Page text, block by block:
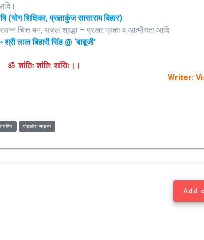
(योग शिक्षिका, प्रज्ञाकुंज सासाराम बिहार)
चित्त मन, सजल श्रद्धा – प्रखर प्रज्ञा व आत्मीयता आदि
श्री लाल बिहारी सिंह @ ‘बाबूजी’
ॐ शांतिः शांतिः शांतिः।।
Writer:
पंचकोश साधना
Add